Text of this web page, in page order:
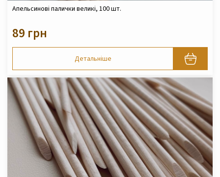
Апельсинові палички великі, 100 шт.
89 грн
Детальніше